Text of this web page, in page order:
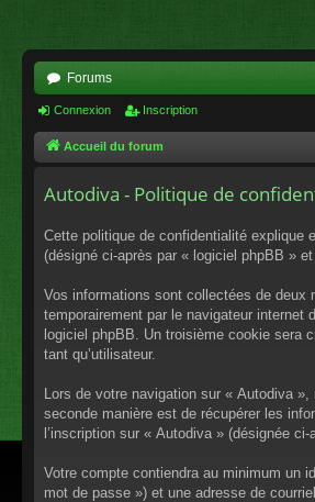
Forums
Connexion Inscription
Accueil du forum
Autodiva - Politique de
Cette politique de confidentialité explique
(désigné ci-après par « logiciel phpBB »
Vos informations sont collectées de deux
temporairement par le navigateur internet
logiciel phpBB. Un troisième cookie sera
tant qu’utilisateur.
Lors de votre navigation sur « Autodiva
seconde manière est de récupérer les
l’inscription sur « Autodiva » (désignée
Votre compte contiendra au minimum un
mot de passe ») et une adresse de